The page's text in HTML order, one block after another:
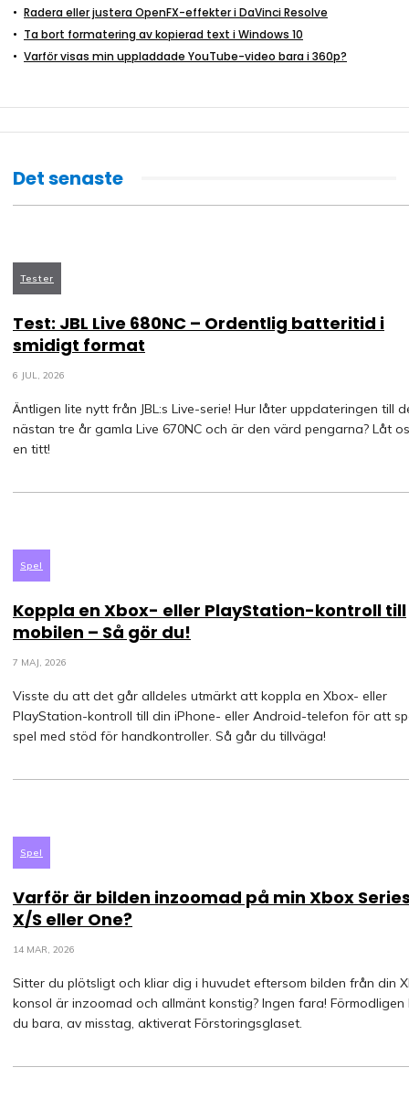
Radera eller justera OpenFX-effekter i DaVinci Resolve
Ta bort formatering av kopierad text i Windows 10
Varför visas min uppladdade YouTube-video bara i 360p?
Det senaste
Tester
Test: JBL Live 680NC – Ordentlig batteritid i
smidigt format
6 JUL, 2026
Äntligen lite nytt från JBL:s Live-serie! Hur låter uppdateringen till
nästan tre år gamla Live 670NC och är den värd pengarna? Låt
en titt!
Spel
Koppla en Xbox- eller PlayStation-kontroll till
mobilen – Så gör du!
7 MAJ, 2026
Visste du att det går alldeles utmärkt att koppla en Xbox- eller
PlayStation-kontroll till din iPhone- eller Android-telefon för att
spel med stöd för handkontroller. Så går du tillväga!
Spel
Varför är bilden inzoomad på min Xbox
X/S eller One?
14 MAR, 2026
Sitter du plötsligt och kliar dig i huvudet eftersom bilden från din
konsol är inzoomad och allmänt konstig? Ingen fara! Förmodligen
du bara, av misstag, aktiverat Förstoringsglaset.